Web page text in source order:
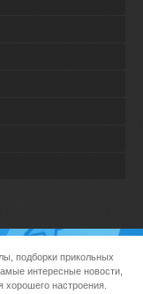
подборки прикольных
интересные новости,
хорошего настроения.